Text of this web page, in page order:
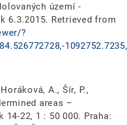
území -
6.3.2015. Retrieved from
?
A., Šír, P.,
areas –
22, 1 : 50 000. Praha: